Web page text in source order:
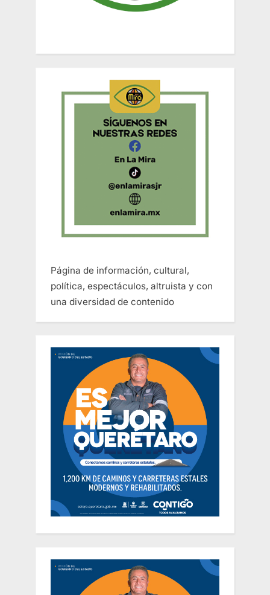
Página de información, cultural,
política, espectáculos, altruista y con
una diversidad de contenido